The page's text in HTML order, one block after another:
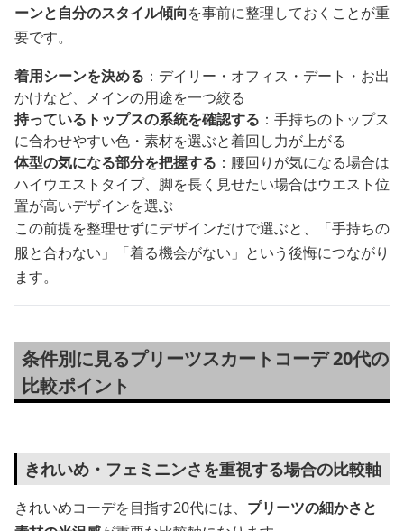
ーンと自分のスタイル傾向を事前に整理しておくことが重
要です。
着用シーンを決める ：デイリー・オフィス・デート・お出
かけなど、メインの用途を一つ絞る
持っているトップスの系統を確認する ：手持ちのトップス
に合わせやすい色・素材を選ぶと着回し力が上がる
体型の気になる部分を把握する ：腰回りが気になる場合は
ハイウエストタイプ、脚を長く見せたい場合はウエスト位
置が高いデザインを選ぶ
この前提を整理せずにデザインだけで選ぶと、「手持ちの
服と合わない」「着る機会がない」という後悔につながり
ます。
条件別に見るプリーツスカートコーデ 20代の
比較ポイント
きれいめ・フェミニンさを重視する場合の比較軸
きれいめコーデを目指す20代には、 プリーツの細かさと